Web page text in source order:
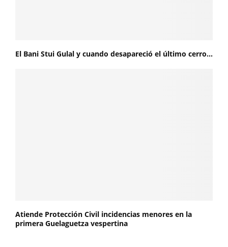
El Bani Stui Gulal y cuando desapareció el último cerro…
Atiende Protección Civil incidencias menores en la
primera Guelaguetza vespertina